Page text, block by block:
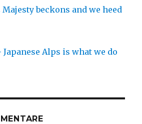
beckons and we heed
Japanese Alps is what we do